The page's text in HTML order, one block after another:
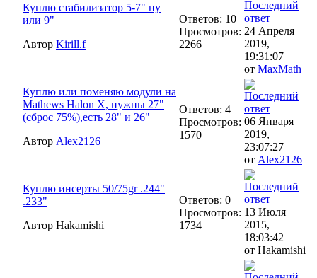
Куплю стабилизатор 5-7" ну
или 9"
Автор Kirill.f
Ответов: 10
Просмотров:
2266
24 Апреля
2019,
19:31:07
от MaxMath
Куплю или поменяю модули на
Mathews Halon X, нужны 27"
(сброс 75%),есть 28" и 26"
Автор Alex2126
Ответов: 4
Просмотров:
1570
06 Января
2019,
23:07:27
от Alex2126
Куплю инсерты 50/75gr .244"
.233"
Автор Hakamishi
Ответов: 0
Просмотров:
1734
13 Июля
2015,
18:03:42
от Hakamishi